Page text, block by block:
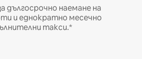
дългосрочно наемане на
и еднократно месечно
такси.*